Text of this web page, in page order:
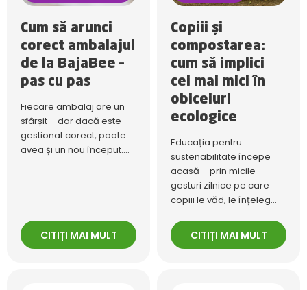
Cum să arunci
corect ambalajul
de la BajaBee –
pas cu pas
Fiecare ambalaj are un
sfârșit – dar dacă este
gestionat corect, poate
avea și un nou început....
CITIȚI MAI MULT
Copiii și
compostarea:
cum să implici
cei mai mici în
obiceiuri
ecologice
Educația pentru
sustenabilitate începe
acasă – prin micile
gesturi zilnice pe care
copiii le văd, le înțeleg...
CITIȚI MAI MULT